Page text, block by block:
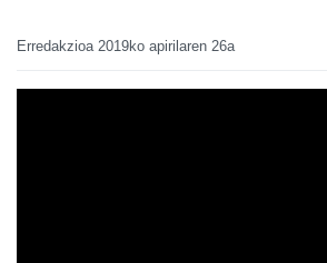
Erredakzioa 2019ko apirilaren 26a